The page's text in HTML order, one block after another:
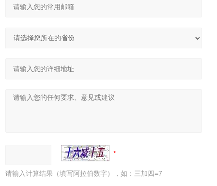
请输入计算结果（填写阿拉伯数字），如：三加四=7